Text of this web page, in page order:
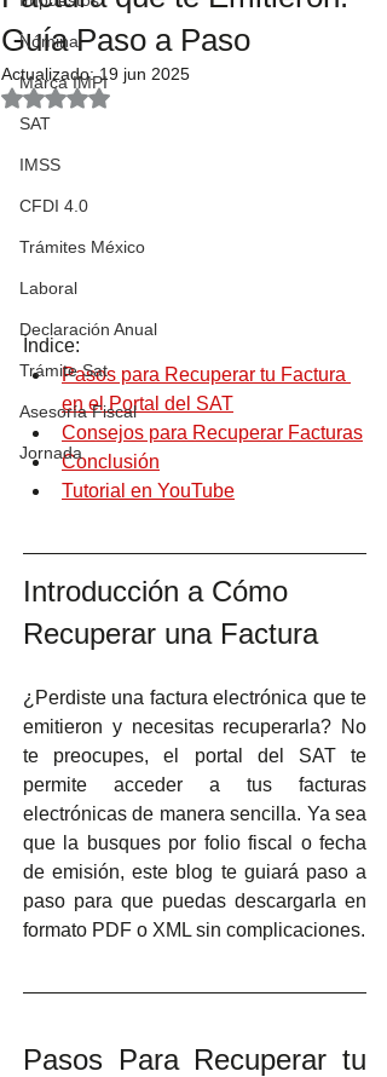
Nómina
Marca IMPI
SAT
IMSS
CFDI 4.0
Trámites México
Laboral
Declaración Anual
Trámite Sat
Asesoría Fiscal
Jornada
Guía Paso a Paso
Actualizado:19 jun 2025
Obtuvo NaN de 5 estrellas.
Índice:
Pasos para Recuperar tu Factura
en el Portal del SAT
Consejos para Recuperar Facturas
Conclusión
Tutorial en YouTube
Introducción a Cómo
Recuperar una Factura
¿Perdiste una factura electrónica que te
emitieron y necesitas recuperarla? No
te preocupes, el portal del SAT te
permite acceder a tus facturas
electrónicas de manera sencilla. Ya sea
que la busques por folio fiscal o fecha
de emisión, este blog te guiará paso a
paso para que puedas descargarla en
Pasos Para Recuperar tu